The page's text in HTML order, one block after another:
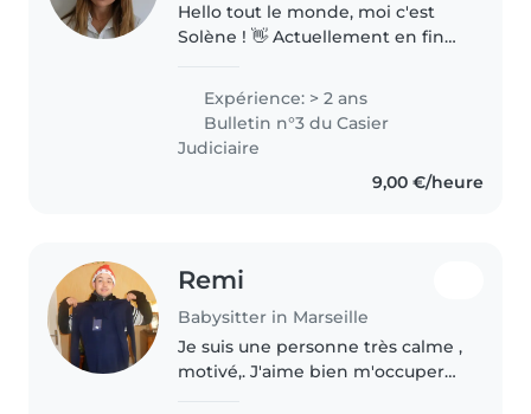
Hello tout le monde, moi c'est
Solène ! 👋 Actuellement en fin
& Pilotage de la Performance
(après un Bachelor en
management et une Licence
éco-gestion),..
Expérience: > 2 ans
Bulletin n°3 du Casier
Judiciaire
9,00 €/heure
Remi
Babysitter in Marseille
Je suis une personne très calme ,
motivé,. J'aime bien m'occuper